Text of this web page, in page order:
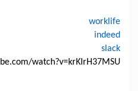
worklife
indeed
slack
watch?v=krKIrH37MSU